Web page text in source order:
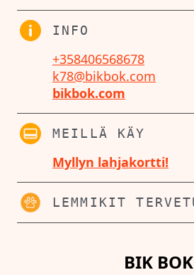
INFO
+358406568678
k78@bikbok.com
bikbok.com
MEILLÄ KÄY
Myllyn lahjakortti!
LEMMIKIT
BIK BOK